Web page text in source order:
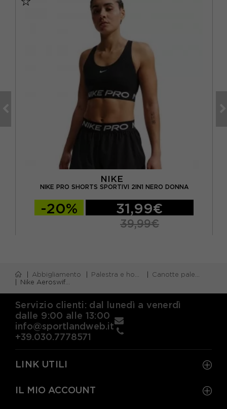
NIKE
NIKE PRO SHORTS SPORTIVI 2IN1 NERO DONNA
-20% 31,99€
39,99€
Abbigliamento Palestra e home gym
Canotte palestra
Nike Aeroswift Canotta Running Barely Verde Nero Donna
Servizio clienti: dal lunedì a venerdì
dalle 9:00 alle 13:00
info@sportlandweb.it
+39.030.7778571
LINK UTILI
IL MIO ACCOUNT